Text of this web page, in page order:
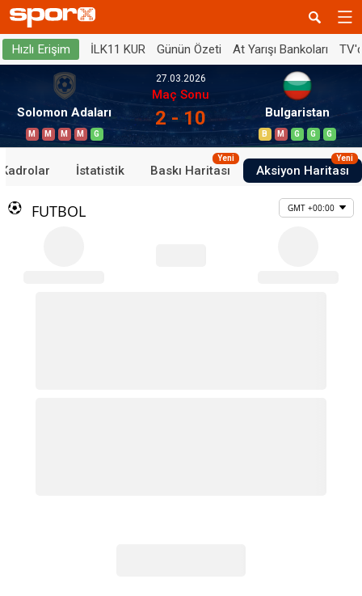
Hızlı Erişim İLK11 KUR Günün Özeti At Yarışı Bankoları
Solomon Adaları
M M M M G
27.03.2026
Maç Sonu
2 - 10 Bulgaristan
B M G G G
Kadrolar İstatistik Baskı Haritası
Yeni
Aksiyon Haritası
Yeni
FUTBOL GMT +00:00